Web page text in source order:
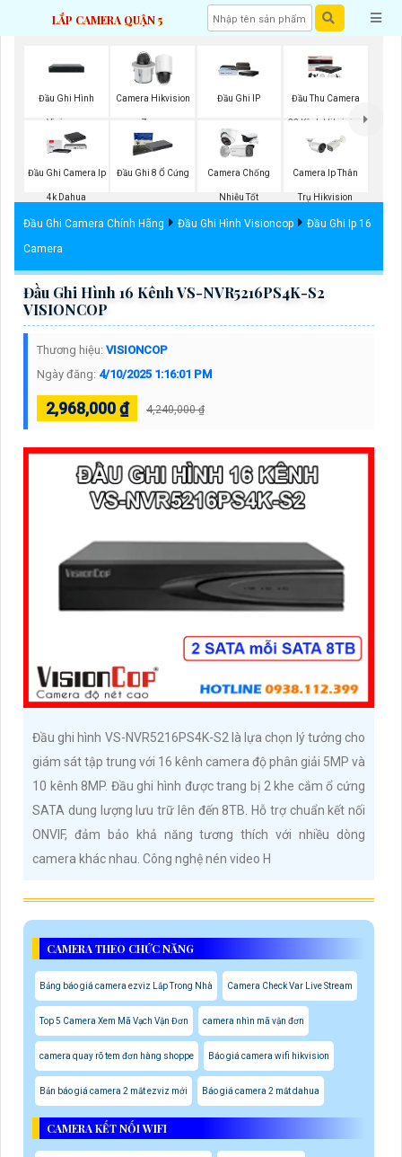
LẮP CAMERA QUẬN 5
Đầu Ghi Hình
Visioncop
Camera Hikvision
Zoom
Đầu Ghi IP Đầu Thu Camera
32 Kênh Hikvision
Đầu Ghi Camera Ip
4k Dahua
Đầu Ghi 8 Ổ Cứng Camera Chống
Nhiễu Tốt
Camera Ip Thân
Trụ Hikvision
Đầu Ghi Camera Chính Hãng Đầu Ghi Hình Visioncop
Đầu Ghi Ip 16
Camera
Đầu Ghi Hình 16 Kênh VS-NVR5216PS4K-S2
VISIONCOP
Thương hiệu: VISIONCOP
Ngày đăng: 4/10/2025 1:16:01 PM
2,968,000 ₫ 4,240,000 ₫
Đầu ghi hình VS-NVR5216PS4K-S2 là lựa chọn lý tưởng cho
giám sát tập trung với 16 kênh camera độ phân giải 5MP và
10 kênh 8MP. Đầu ghi hình được trang bị 2 khe cắm ổ cứng
SATA dung lượng lưu trữ lên đến 8TB. Hỗ trợ chuẩn kết nối
ONVIF, đảm bảo khả năng tương thích với nhiều dòng
camera khác nhau. Công nghệ nén video H
CAMERA THEO CHỨC NĂNG
Bảng báo giá camera ezviz Lắp Trong Nhà Camera Check Var Live Stream
Top 5 Camera Xem Mã Vạch Vận Đơn camera nhìn mã vận đơn
camera quay rõ tem đơn hàng shoppe Báo giá camera wifi hikvision
Bản báo giá camera 2 mắt ezviz mới Báo giá camera 2 mắt dahua
CAMERA KẾT NỐI WIFI